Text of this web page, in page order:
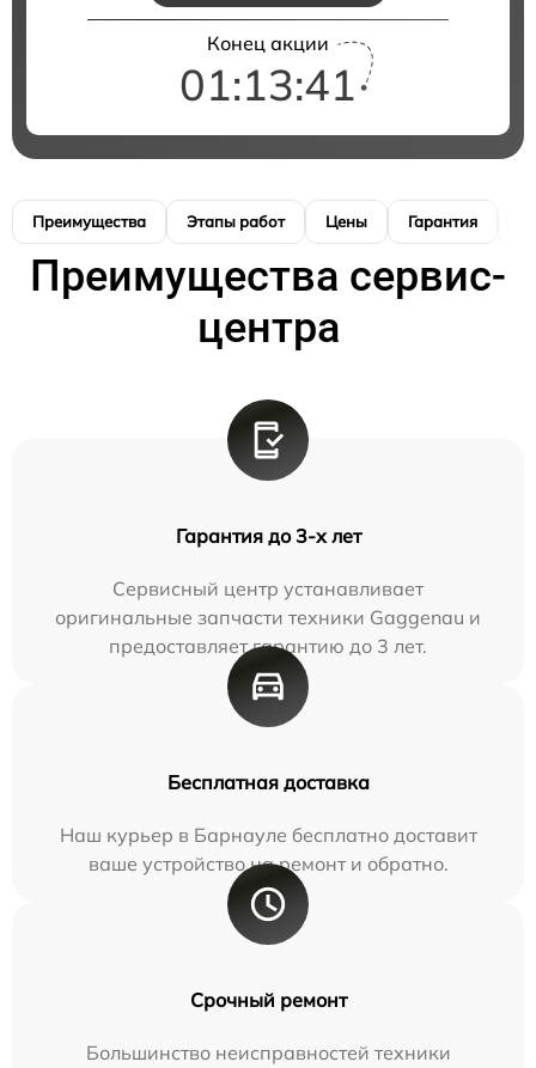
Конец акции
01:13:40
Преимущества Этапы работ Цены Гарантия
Преимущества сервис-
центра
Гарантия до 3-х лет
Сервисный центр устанавливает
оригинальные запчасти техники Gaggenau и
предоставляет гарантию до 3 лет.
Бесплатная доставка
Наш курьер в Барнауле бесплатно доставит
ваше устройство на ремонт и обратно.
Срочный ремонт
Большинство неисправностей техники